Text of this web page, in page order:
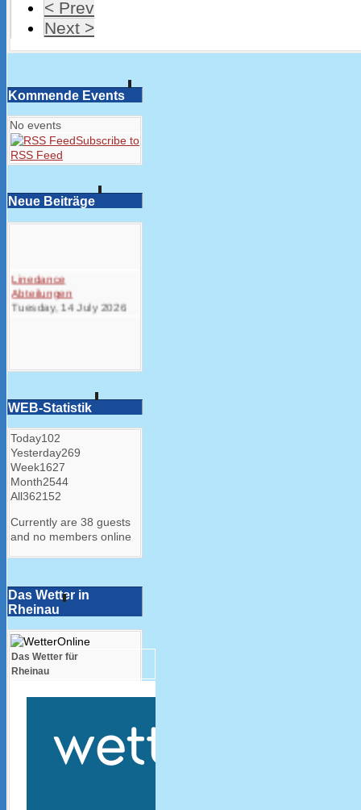
< Prev
Next >
Kommende Events
No events
Subscribe to
RSS Feed
Neue Beiträge
Linedance
Abteilungen
Tuesday, 14 July 2026
WEB-Statistik
Today102
Yesterday269
Week1627
Month2544
All362152
Currently are 38 guests
and no members online
Das Wetter in
Rheinau
Das Wetter für
Rheinau